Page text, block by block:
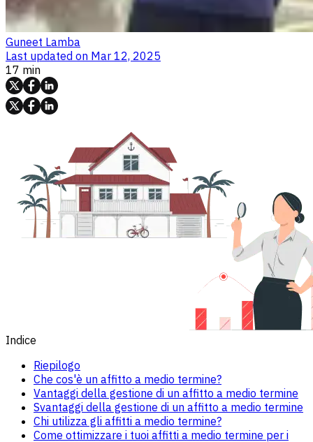
Guneet Lamba
Last updated on Mar 12, 2025
17 min
Indice
Riepilogo
Che cos'è un affitto a medio termine?
Vantaggi della gestione di un affitto a medio termine
Svantaggi della gestione di un affitto a medio termine
Chi utilizza gli affitti a medio termine?
Come ottimizzare i tuoi affitti a medio termine per i